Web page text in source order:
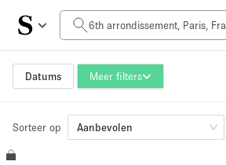
Datums Meer filters
Prijs per dag
0€
Grootte ruimte
Sorteer op Aanbevolen